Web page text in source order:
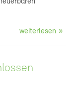
weiterlesen